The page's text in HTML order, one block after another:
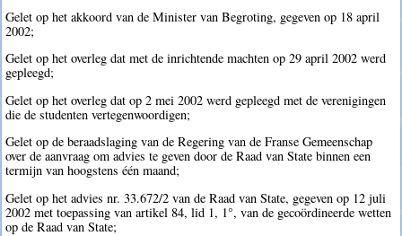
Gelet op het akkoord van de Minister van Begroting, gegeven op 18 april
2002;
Gelet op het overleg dat met de inrichtende machten op 29 april 2002 werd
gepleegd;
Gelet op het overleg dat op 2 mei 2002 werd gepleegd met de verenigingen
die de studenten vertegenwoordigen;
Gelet op de beraadslaging van de Regering van de Franse Gemeenschap
over de aanvraag om advies te geven door de Raad van State binnen een
termijn van hoogstens één maand;
Gelet op het advies nr. 33.672/2 van de Raad van State, gegeven op 12 juli
2002 met toepassing van artikel 84, lid 1, 1°, van de gecoördineerde wetten
op de Raad van State;